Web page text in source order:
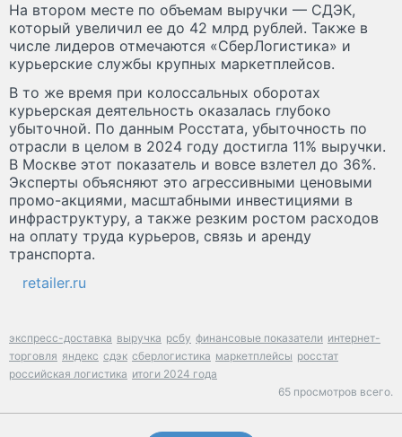
На втором месте по объемам выручки — СДЭК,
который увеличил ее до 42 млрд рублей. Также в
числе лидеров отмечаются «СберЛогистика» и
курьерские службы крупных маркетплейсов.
В то же время при колоссальных оборотах
курьерская деятельность оказалась глубоко
убыточной. По данным Росстата, убыточность по
отрасли в целом в 2024 году достигла 11% выручки.
В Москве этот показатель и вовсе взлетел до 36%.
Эксперты объясняют это агрессивными ценовыми
промо-акциями, масштабными инвестициями в
инфраструктуру, а также резким ростом расходов
на оплату труда курьеров, связь и аренду
транспорта.
retailer.ru
экспресс-доставка выручка рсбу финансовые показатели интернет-
торговля яндекс сдэк сберлогистика маркетплейсы росстат
российская логистика итоги 2024 года
65 просмотров всего.